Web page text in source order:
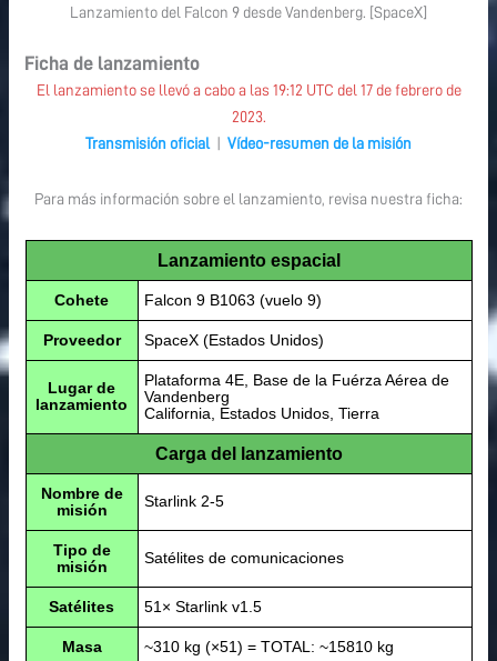
Lanzamiento del Falcon 9 desde Vandenberg. [SpaceX]
Ficha de lanzamiento
El lanzamiento se llevó a cabo a las 19:12 UTC del 17 de febrero de
2023.
Transmisión oficial
Vídeo-resumen de la misión
Para más información sobre el lanzamiento, revisa nuestra ficha:
Lanzamiento espacial
Cohete Falcon 9 B1063 (vuelo 9)
Proveedor SpaceX (Estados Unidos)
Lugar de
lanzamiento
Plataforma 4E, Base de la Fuérza Aérea de
Vandenberg
California, Estados Unidos, Tierra
Carga del lanzamiento
Nombre de
misión
Starlink 2-5
Tipo de
misión
Satélites de comunicaciones
Satélites 51× Starlink v1.5
Masa ~310 kg (×51) = TOTAL: ~15810 kg